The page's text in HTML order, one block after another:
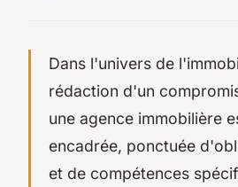
Dans l'univers de
rédaction d'un
une agence immobilière
encadrée, ponctuée
et de compétences